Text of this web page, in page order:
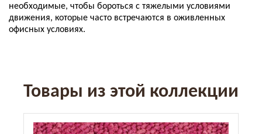
необходимые, чтобы бороться с тяжелыми условиями
движения, которые часто встречаются в оживленных
офисных условиях.
Товары из этой коллекции